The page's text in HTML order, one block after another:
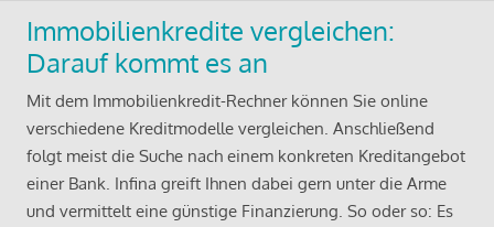
Immobilienkredite vergleichen:
Darauf kommt es an
Mit dem Immobilienkredit-Rechner können Sie online
verschiedene Kreditmodelle vergleichen. Anschließend
folgt meist die Suche nach einem konkreten Kreditangebot
einer Bank. Infina greift Ihnen dabei gern unter die Arme
und vermittelt eine günstige Finanzierung. So oder so: Es